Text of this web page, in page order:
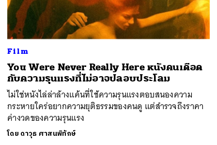
Film
You Were Never Really Here หนังคนเดือด
กับความรุนแรงที่ไม่อาจปลอบประโลม
ไม่ใช่หนังไล่ล่าล้างแค้นที่ใช้ความรุนแรงตอบสนองความ
กระหายใคร่อยากความยุติธรรมของคนดู แต่สำรวจถึงราคา
ค่างวดของความรุนแรง
โดย ดาวุธ ศาสนพิทักษ์